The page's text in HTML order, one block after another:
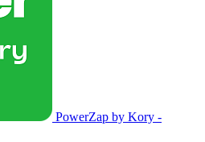
PowerZap by Kory -